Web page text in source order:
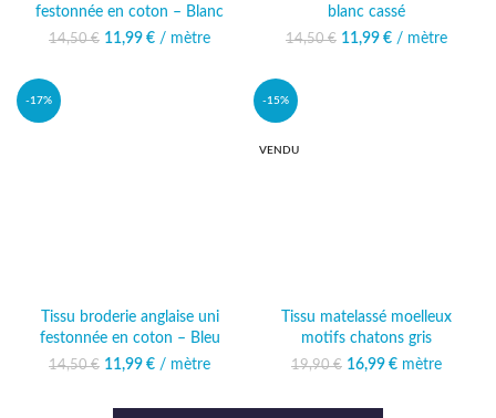
festonnée en coton – Blanc
14,50€
Le prix initial était :
11,99 €
Le prix
/ mètre
blanc cassé
14,50€
Le prix initial était :
11,99 €
Le prix
/ mètre
-17%
Tissu broderie anglaise uni
festonnée en coton – Bleu
14,50€
Le prix initial était :
11,99 €
Le prix
11,99 €.
/ mètre
-15%
VENDU
Tissu matelassé moelleux
motifs chatons gris
19,90€ Le prix initial était :
16,99 €
Le prix
mètre